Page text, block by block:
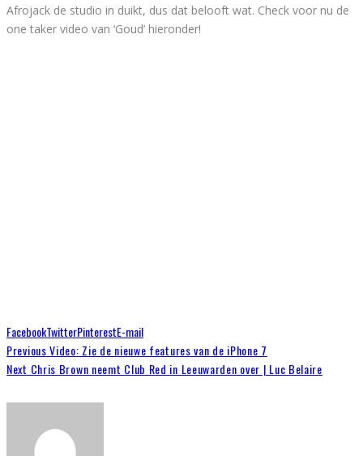
Afrojack de studio in duikt, dus dat belooft wat. Check voor nu de
one taker video van ‘Goud’ hieronder!
FacebookTwitterPinterestE-mail
PreviousVideo: Zie de nieuwe features van de iPhone 7
Next Chris Brown neemt Club Red in Leeuwarden over | Luc Belaire